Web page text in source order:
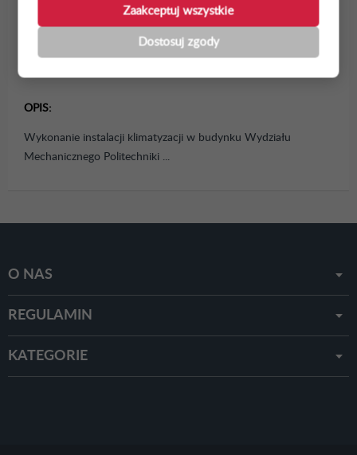
Zaakceptuj wszystkie
Dostosuj zgody
Wykonanie instalacji klimatyzacji w budynku
Wydziału Mechanicznego Politechniki
Lubelskiej etap 2 i 3, w formule zaprojektuj i
OPIS:
Wykonanie instalacji klimatyzacji w budynku Wydziału
Mechanicznego Politechniki ...
O NAS
REGULAMIN
KATEGORIE